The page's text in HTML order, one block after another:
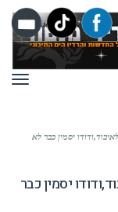
יסמין כבר לא
יסמין כבר